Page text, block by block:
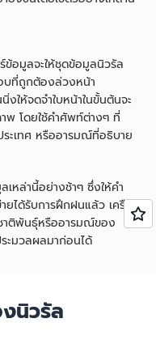
ข้อมูลจะให้ชุดข้อมูลนิวรัล
บที่ถูกต้องล่วงหน้า
ให้จดจำใบหน้าในขั้นต้นจะ
พ โดยใช้คำศัพท์ต่างๆ ที่
ะเทศ หรืออารมณ์ที่อธิบาย
เหล่านี้อย่างช้าๆ ซึ่งให้คำ
ได้รับการฝึกฝนแล้ว เครือ
ชาติพันธุ์หรืออารมณ์ของ
ะมวลผลมาก่อนได้
นิวรัล